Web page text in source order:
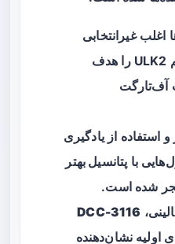
اغلبغیرانتخابی
بودند و هم ULK1 و هم ULK2 را هدف
آف‌تارگت
استفاده از یادگیری
با پتانسیل بهتر
شده است.
DCC-3116
نشان‌دهنده